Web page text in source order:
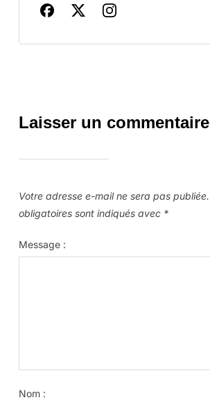
Laisser un commentaire
Votre adresse e-mail ne sera pas publiée.
obligatoires sont indiqués avec *
Message :
Nom :